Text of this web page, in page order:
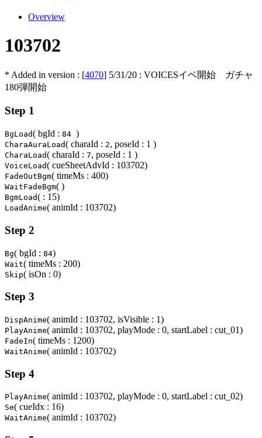
Overview
103702
* Added in version : [4070] 5/31/20 : VOICESイベ開始 ガチャ
180弾開始
Step 1
BgLoad( bgId : 84 )
CharaAuraLoad( charaId : 2, poseId : 1 )
CharaLoad( charaId : 7, poseId : 1 )
VoiceLoad( cueSheetAdvId : 103702)
FadeOutBgm( timeMs : 400)
WaitFadeBgm( )
BgmLoad( : 15)
LoadAnime( animId : 103702)
Step 2
Bg( bgId : 84)
Wait( timeMs : 200)
Skip( isOn : 0)
Step 3
DispAnime( animId : 103702, isVisible : 1)
PlayAnime( animId : 103702, playMode : 0, startLabel : cut_01)
FadeIn( timeMs : 1200)
WaitAnime( animId : 103702)
Step 4
PlayAnime( animId : 103702, playMode : 0, startLabel : cut_02)
Se( cueIdx : 16)
WaitAnime( animId : 103702)